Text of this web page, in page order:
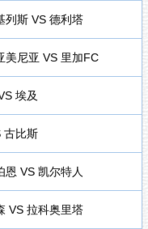
列斯 VS 德利塔
美尼亚 VS 里加FC
埃及
古比斯
恩 VS 凯尔特人
VS 拉科奥里塔